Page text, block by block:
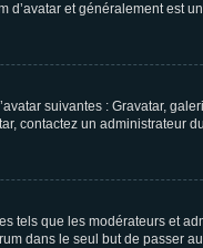
et généralement est
suivantes : Gravatar,
contactez un administrateur
tels que les modérateurs et
dans le seul but de passer